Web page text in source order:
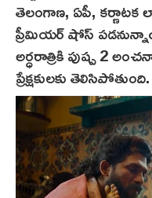
తెలంగాణ, ఏపీ,
ప్రీమియర్ షోస్
అర్ధరాత్రికి పుష్ప 2
ప్రేక్షకులకు తెలిసిపోతుంది.